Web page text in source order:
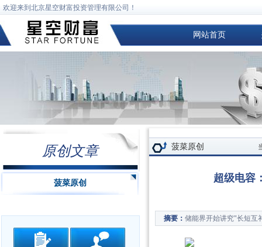
欢迎来到北京星空财富投资管理有限公司！
网站首页
原创文章
菠菜原创
菠菜原创
超级电容
摘要： 储能界开始讲究"长短互